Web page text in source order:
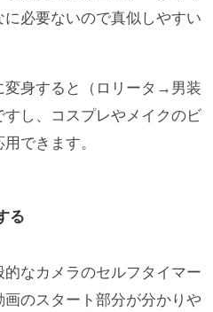
必要ないので真似しやすい
変身すると（ロリータ→男装
し、コスプレやメイクのビ
できます。
る
なカメラのセルフタイマー
のスタート部分が分かりや